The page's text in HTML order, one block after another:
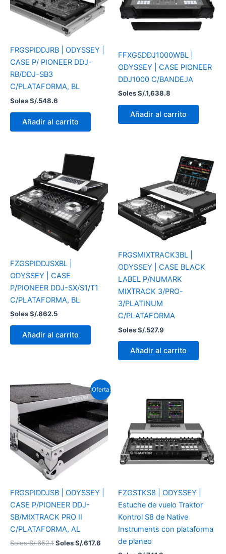
FRGSPIDDJRB | ODYSSEY |
CASE P/ PIONEER DDJ-
RB/DDJ-SB3
C/PLATAFORMA, BL
Soles S/.548.6
Añadir al carrito
FFXGSDDJ1000WBL |
ODYSSEY | CASE PIONEER
DDJ1000 C/BANDEJA
Soles S/.1,638.8
Añadir al carrito
FZGSPIDDJSXBL |
ODYSSEY | CASE
P/PIONEER DDJ-SX/S1/T1
C/PLATAFORMA, BL
Soles S/.862.5
Añadir al carrito
FRGSMIXTRACK3BL |
ODYSSEY | CASE BLACK
LABEL P/NUMARK
MIXTRACK 3/PRO-
3/PLATINUM
C/PLATAFORMA
Soles S/.527.9
Añadir al carrito
¡Oferta!
FRGSPIDDJSB | ODYSSEY |
CASE P/PIONEER DDJ-
SB/MIXTRACK PRO II
C/PLATAFORMA, AL
Soles S/.652.1
El
precio
original
Soles
S/.652.1.
Soles S/.617.6
El
precio
actual
es:
Soles
S/.617.6.
FZGSTKS8 | ODYSSEY |
Estuche de vuelo Traktor
Kontrol S8 de Native
Instruments con plataforma
de planeo